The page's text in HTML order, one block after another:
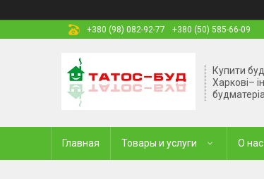
+380 (98) 082-92-77
+380 (50) 585-66-09
Купити
Харкові–
Главная Товары и услуги О нас